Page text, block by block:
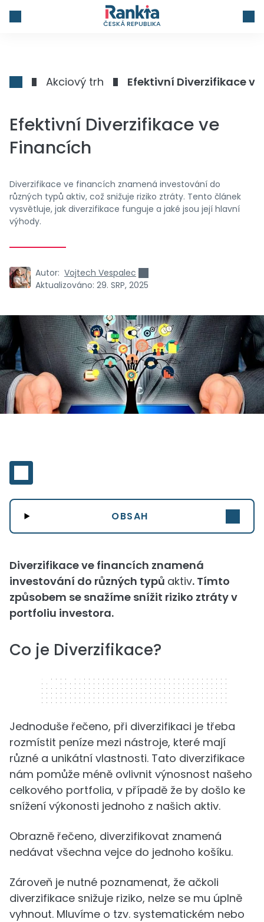
ČESKÁ REPUBLIKA
Akciový trh Efektivní Diverzifikace
Efektivní Diverzifikace ve
Financích
Diverzifikace ve financích znamená investování do
různých typů aktiv, což snižuje riziko ztráty. Tento článek
vysvětluje, jak diverzifikace funguje a jaké jsou její hlavní
výhody.
Autor: Vojtech Vespalec
Aktualizováno: 29. SRP, 2025
OBSAH
Diverzifikace ve financích znamená
investování do různých typů aktiv. Tímto
způsobem se snažíme snížit riziko ztráty v
portfoliu investora.
Co je Diverzifikace?
320 x 50
Jednoduše řečeno, při diverzifikaci je třeba
rozmístit peníze mezi nástroje, které mají
různé a unikátní vlastnosti. Tato diverzifikace
nám pomůže méně ovlivnit výnosnost našeho
celkového portfolia, v případě že by došlo ke
snížení výkonosti jednoho z našich aktiv.
Obrazně řečeno, diverzifikovat znamená
nedávat všechna vejce do jednoho košíku.
Zároveň je nutné poznamenat, že ačkoli
diverzifikace snižuje riziko, nelze se mu úplně
vyhnout. Mluvíme o tzv. systematickém nebo